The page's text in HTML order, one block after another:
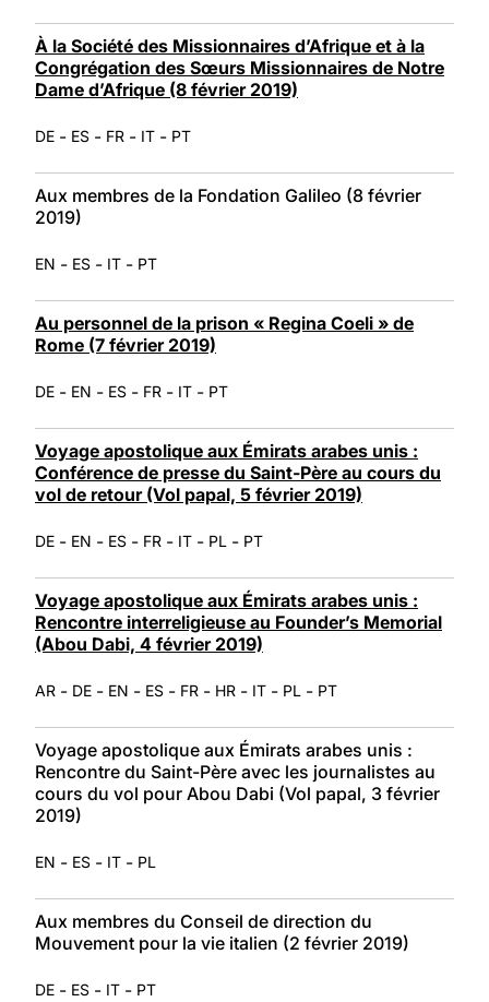
À la Société des Missionnaires d’Afrique et à la
Congrégation des Sœurs Missionnaires de Notre
Dame d’Afrique (8 février 2019)
DE - ES - FR - IT - PT
Aux membres de la Fondation Galileo (8 février
2019)
EN - ES - IT - PT
Au personnel de la prison « Regina Coeli » de
Rome (7 février 2019)
DE - EN - ES - FR - IT - PT
Voyage apostolique aux Émirats arabes unis :
Conférence de presse du Saint-Père au cours du
vol de retour (Vol papal, 5 février 2019)
DE - EN - ES - FR - IT - PL - PT
Voyage apostolique aux Émirats arabes unis :
Rencontre interreligieuse au Founder’s Memorial
(Abou Dabi, 4 février 2019)
AR - DE - EN - ES - FR - HR - IT - PL - PT
Voyage apostolique aux Émirats arabes unis :
Rencontre du Saint-Père avec les journalistes au
cours du vol pour Abou Dabi (Vol papal, 3 février
2019)
EN - ES - IT - PL
Aux membres du Conseil de direction du
Mouvement pour la vie italien (2 février 2019)
DE - ES - IT - PT